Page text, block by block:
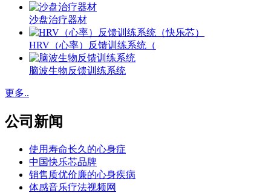
沙盘治疗器材
HRV（心率）反馈训练系统（
脑波生物反馈训练系统
更多..
公司新闻
使用寿命长久的心身症
中国快乐芯品牌
销售质优价廉的心身疾病
体感音乐疗法视频网